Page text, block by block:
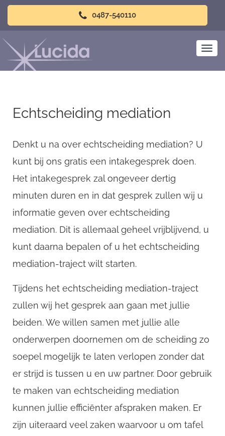
0487-540110
Echtscheiding mediation
Denkt u na over echtscheiding mediation? U
kunt bij ons gratis een intakegesprek doen.
Het intakegesprek zal ongeveer dertig
minuten duren en in dat gesprek zullen wij u
informatie geven over echtscheiding
mediation. Dit is allemaal geheel vrijblijvend, u
kunt daarna bepalen of u het echtscheiding
mediation-traject wilt starten.
Tijdens het echtscheiding mediation-traject
zullen wij het gesprek aan gaan met jullie
beiden. We willen samen met jullie alle
onderwerpen doornemen om de scheiding zo
soepel mogelijk te laten verlopen zonder dat
er strijd is tussen u en uw partner. Door gebruik
te maken van echtscheiding mediation
kunnen jullie efficiënter afspraken maken. Er
zijn uiteraard veel zaken waarvoor u om tafel